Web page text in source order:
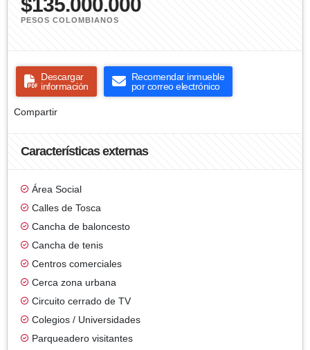
PESOS COLOMBIANOS
Descargar
información
Recomendar inmueble
por correo electrónico
Compartir
Características externas
Área Social
Calles de Tosca
Cancha de baloncesto
Cancha de tenis
Centros comerciales
Cerca zona urbana
Circuito cerrado de TV
Colegios / Universidades
Parqueadero visitantes